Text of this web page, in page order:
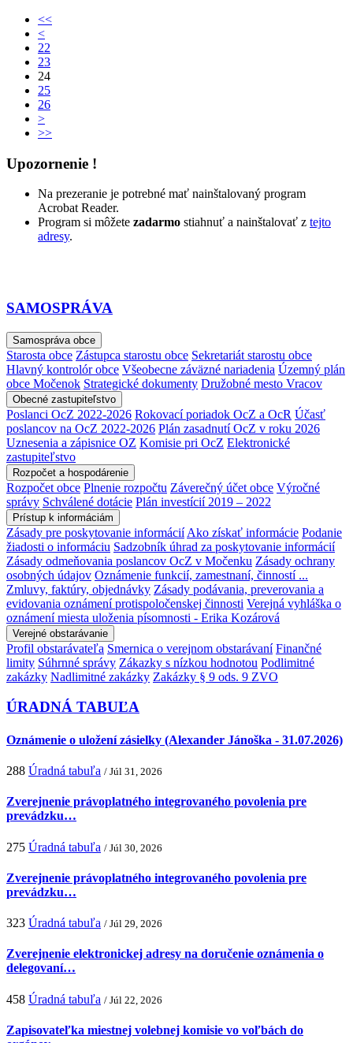
<<
<
22
23
24
25
26
>
>>
Upozornenie !
Na prezeranie je potrebné mať nainštalovaný program
Acrobat Reader.
Program si môžete zadarmo stiahnuť a nainštalovať z tejto
adresy.
SAMOSPRÁVA
Samospráva obce
Starosta obce Zástupca starostu obce Sekretariát starostu obce
Hlavný kontrolór obce Všeobecne záväzné nariadenia Územný plán
obce Močenok Strategické dokumenty Družobné mesto Vracov
Obecné zastupiteľstvo
Poslanci OcZ 2022-2026 Rokovací poriadok OcZ a OcR Účasť
poslancov na OcZ 2022-2026 Plán zasadnutí OcZ v roku 2026
Uznesenia a zápisnice OZ Komisie pri OcZ Elektronické
zastupiteľstvo
Rozpočet a hospodárenie
Rozpočet obce Plnenie rozpočtu Záverečný účet obce Výročné
správy Schválené dotácie Plán investícií 2019 – 2022
Prístup k informáciám
Zásady pre poskytovanie informácií Ako získať informácie Podanie
žiadosti o informáciu Sadzobník úhrad za poskytovanie informácií
Zásady odmeňovania poslancov OcZ v Močenku Zásady ochrany
osobných údajov Oznámenie funkcií, zamestnaní, činností ...
Zmluvy, faktúry, objednávky Zásady podávania, preverovania a
evidovania oznámení protispoločenskej činnosti Verejná vyhláška o
oznámení miesta uloženia písomnosti - Erika Kozárová
Verejné obstarávanie
Profil obstarávateľa Smernica o verejnom obstarávaní Finančné
limity Súhrnné správy Zákazky s nízkou hodnotou Podlimitné
zakázky Nadlimitné zakázky Zakázky § 9 ods. 9 ZVO
ÚRADNÁ TABUĽA
Oznámenie o uložení zásielky (Alexander Jánoška - 31.07.2026)
288 Úradná tabuľa / Júl 31, 2026
Zverejnenie právoplatného integrovaného povolenia pre
prevádzku…
275 Úradná tabuľa / Júl 30, 2026
Zverejnenie právoplatného integrovaného povolenia pre
prevádzku…
323 Úradná tabuľa / Júl 29, 2026
Zverejnenie elektronickej adresy na doručenie oznámenia o
delegovaní…
458 Úradná tabuľa / Júl 22, 2026
Zapisovateľka miestnej volebnej komisie vo voľbách do